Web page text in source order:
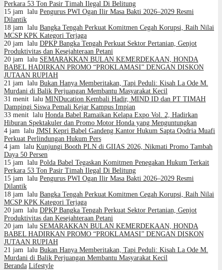
Perkara 53 Ton Pasir Timah Ilegal Di Belitung
15 jam lalu Pengurus PWI Ogan Ilir Masa Bakti 2026–2029 Resmi
Dilantik
18 jam lalu Bangka Tengah Perkuat Komitmen Cegah Korupsi, Raih Nilai
MCSP KPK Kategori Terjaga
20 jam lalu DPKP Bangka Tengah Perkuat Sektor Pertanian, Genjot
Produktivitas dan Kesejahteraan Petani
20 jam lalu SEMARAKKAN BULAN KEMERDEKAAN, HONDA
BABEL HADIRKAN PROMO “PROKLAMASI” DENGAN DISKON
JUTAAN RUPIAH
21 jam lalu Bukan Hanya Memberitakan, Tapi Peduli: Kisah La Ode M.
Murdani di Balik Perjuangan Membantu Masyarakat Kecil
31 menit lalu MINDucation Kembali Hadir, MIND ID dan PT TIMAH
Dampingi Siswa Pemali Kejar Kampus Impian
33 menit lalu Honda Babel Ramaikan Kelapa Expo Vol. 2, Hadirkan
Hiburan Spektakuler dan Promo Motor Honda yang Menguntungkan
4 jam lalu JMSI Kepri Babel Gandeng Kantor Hukum Sapta Qodria Muafi
Perkuat Perlindungan Hukum Pers
4 jam lalu Kunjungi Booth PLN di GIIAS 2026, Nikmati Promo Tambah
Daya 50 Persen
15 jam lalu Polda Babel Tegaskan Komitmen Penegakan Hukum Terkait
Perkara 53 Ton Pasir Timah Ilegal Di Belitung
15 jam lalu Pengurus PWI Ogan Ilir Masa Bakti 2026–2029 Resmi
Dilantik
18 jam lalu Bangka Tengah Perkuat Komitmen Cegah Korupsi, Raih Nilai
MCSP KPK Kategori Terjaga
20 jam lalu DPKP Bangka Tengah Perkuat Sektor Pertanian, Genjot
Produktivitas dan Kesejahteraan Petani
20 jam lalu SEMARAKKAN BULAN KEMERDEKAAN, HONDA
BABEL HADIRKAN PROMO “PROKLAMASI” DENGAN DISKON
JUTAAN RUPIAH
21 jam lalu Bukan Hanya Memberitakan, Tapi Peduli: Kisah La Ode M.
Murdani di Balik Perjuangan Membantu Masyarakat Kecil
Beranda Lifestyle